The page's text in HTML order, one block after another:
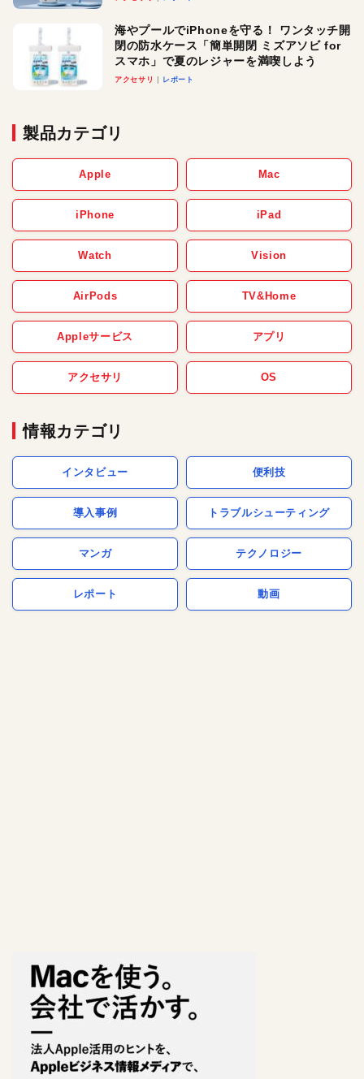
海やプールでiPhoneを守る！ ワンタッチ開
閉の防水ケース「簡単開閉 ミズアソビ for
スマホ」で夏のレジャーを満喫しよう
アクセサリ レポート
製品カテゴリ
Apple Mac
iPhone iPad
Watch Vision
AirPods TV&Home
Appleサービス アプリ
アクセサリ OS
情報カテゴリ
インタビュー 便利技
導入事例 トラブルシューティング
マンガ テクノロジー
レポート 動画